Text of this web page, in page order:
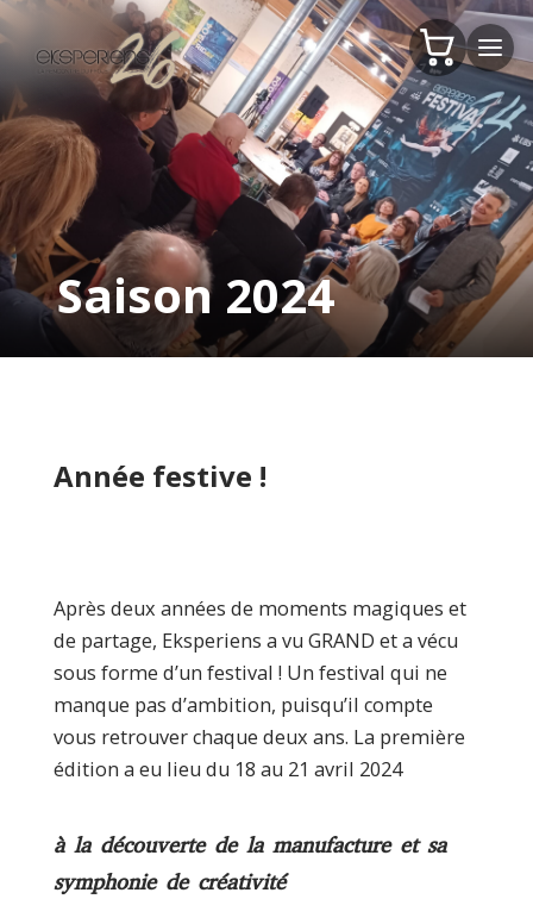
Saison 2024
Année festive !
Après deux années de moments magiques et
de partage, Eksperiens a vu GRAND et a vécu
sous forme d’un festival ! Un festival qui ne
manque pas d’ambition, puisqu’il compte
vous retrouver chaque deux ans. La première
édition a eu lieu du 18 au 21 avril 2024
à la découverte de la manufacture et sa
symphonie de créativité